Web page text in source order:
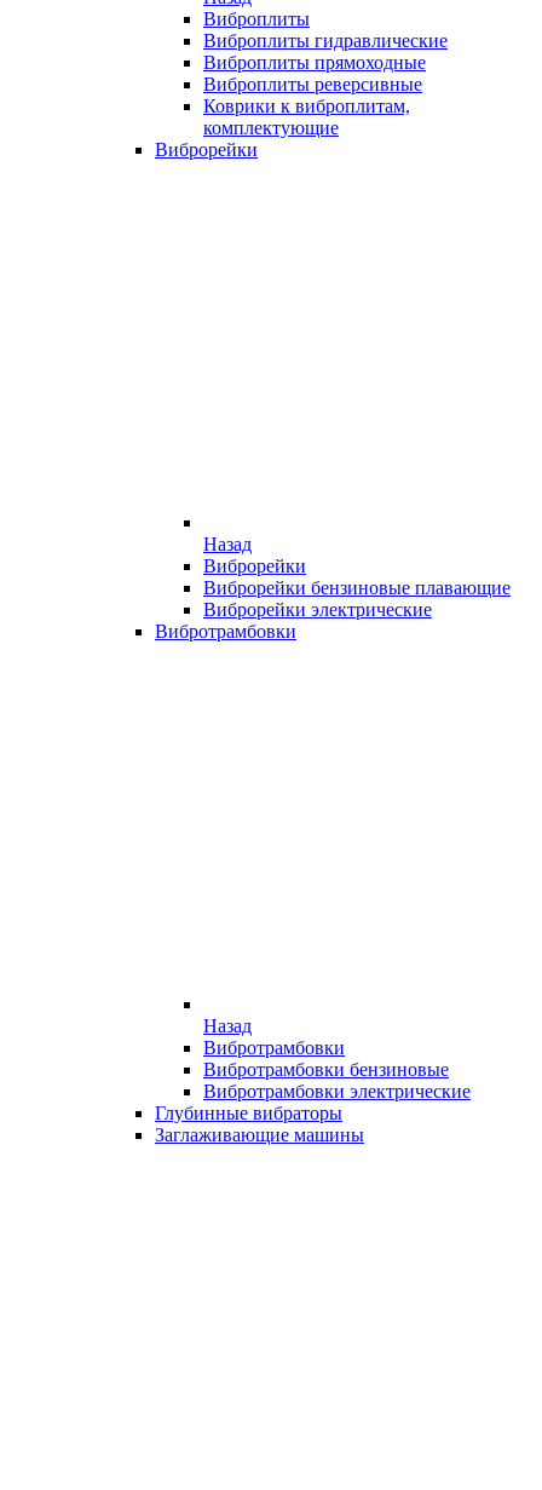
Виброплиты
Виброплиты гидравлические
Виброплиты прямоходные
Виброплиты реверсивные
Коврики к виброплитам,
комплектующие
Виброрейки
Назад
Виброрейки
Виброрейки бензиновые плавающие
Виброрейки электрические
Вибротрамбовки
Назад
Вибротрамбовки
Вибротрамбовки бензиновые
Вибротрамбовки электрические
Глубинные вибраторы
Заглаживающие машины